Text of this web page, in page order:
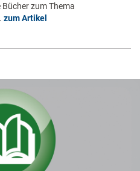
zum Thema
zum Artikel